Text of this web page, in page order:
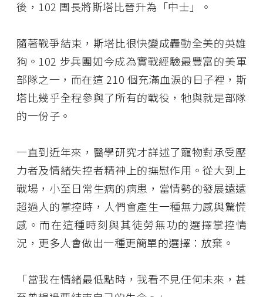
後，102 團長將斯塔比晉升為「中士」。
隨著戰爭結束，斯塔比很快變成轟動全美的英雄
狗。102 步兵團如今成為實戰經驗最豐富的美軍
部隊之一，而在這 210 個充滿血淚的日子裡，斯
塔比幾乎全程參與了所有的戰役，牠與就是部隊
的一份子。
一直到近年來，醫學研究才詳述了寵物對承受壓
力者及情緒失控者精神上的撫慰作用。從大到上
戰場，小至日常生病的病患，當情勢的發展遠遠
超過人的掌控時，人們會產生一種無力感與驚慌
感。而在這種時刻與其徒勞無功的選擇掌控情
況，更多人會做出一種更簡單的選擇：放棄。
「當我在情緒最低點時，我看不見任何未來，甚